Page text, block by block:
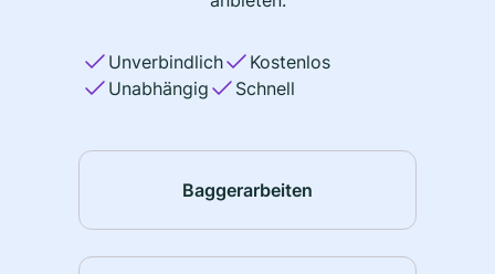
Unverbindlich
Kostenlos
Unabhängig
Schnell
Baggerarbeiten